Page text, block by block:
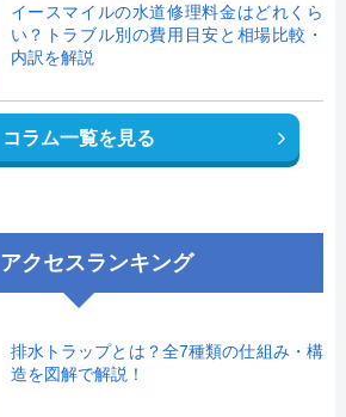
イースマイルの水道修理料金はどれくら
い？トラブル別の費用目安と相場比較・
内訳を解説
コラム一覧を見る
アクセスランキング
排水トラップとは？全7種類の仕組み・構
造を図解で解説！